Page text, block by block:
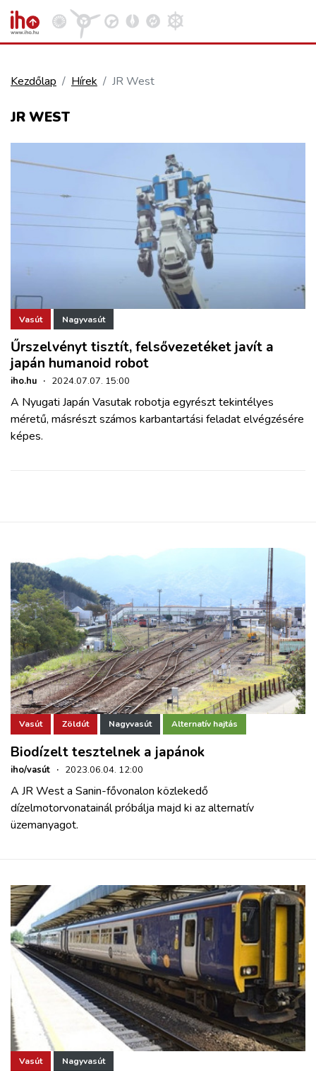
REPÜLÉS
KÖZLEKEDÉSFEJLESZTÉS
ELLÁTÁSI LÁNC
ZÖLDÚT
HAJÓZÁS
BLOG
ARCHÍVUM
REGISZTRÁCIÓ
Kezdőlap Hírek JR West
JR WEST
Vasút Nagyvasút
Űrszelvényt tisztít, felsővezetéket javít a
japán humanoid robot
iho.hu · 2024.07.07. 15:00
A Nyugati Japán Vasutak robotja egyrészt tekintélyes
méretű, másrészt számos karbantartási feladat elvégzésére
képes.
Vasút Zöldút Nagyvasút Alternatív hajtás
Biodízelt tesztelnek a japánok
iho/vasút · 2023.06.04. 12:00
A JR West a Sanin-fővonalon közlekedő
dízelmotorvonatainál próbálja majd ki az alternatív
üzemanyagot.
Vasút Nagyvasút